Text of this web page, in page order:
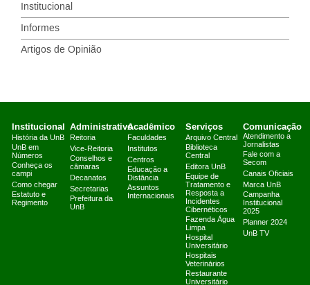
Institucional
Informes
Artigos de Opinião
Institucional
História da UnB
UnB em
Números
Conheça os
campi
Como chegar
Estatuto e
Regimento
Administrativo
Reitoria
Vice-Reitoria
Conselhos e
câmaras
Decanatos
Secretarias
Prefeitura da
UnB
Acadêmico
Faculdades
Institutos
Centros
Educação a
Distância
Assuntos
Internacionais
Serviços
Arquivo Central
Biblioteca
Central
Editora UnB
Equipe de
Tratamento e
Resposta a
Incidentes
Cibernéticos
Fazenda Água
Limpa
Hospital
Universitário
Hospitais
Veterinários
Restaurante
Universitário
Comunicação
Atendimento a
Jornalistas
Fale com a
Secom
Canais Oficiais
Marca UnB
Campanha
Institucional
2025
Planner 2024
UnB TV